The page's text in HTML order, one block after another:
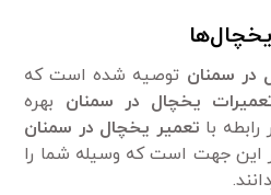
در سمنان توصیه شده است که
یخچال در سمنان بهره
با تعمیر یخچال در سمنان
این جهت است که وسیله شما را